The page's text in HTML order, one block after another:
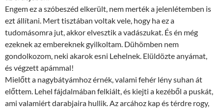
Engem ez a szóbeszéd elkerült, nem merték a jelenlétemben is
ezt állítani. Mert tisztában voltak vele, hogy ha ez a
tudomásomra jut, akkor elvesztik a vadászukat. És én még
ezeknek az embereknek gyilkoltam. Dühömben nem
gondolkozom, neki akarok esni Lehelnek. Elüldözte anyámat,
és végzett apámmal!
Mielőtt a nagybátyámhoz érnék, valami fehér lény suhan át
előttem. Lehel fájdalmában felkiált, és kiejti a kezéből a puskát,
ami valamiért darabjaira hullik. Az arcához kap és térdre rogy,